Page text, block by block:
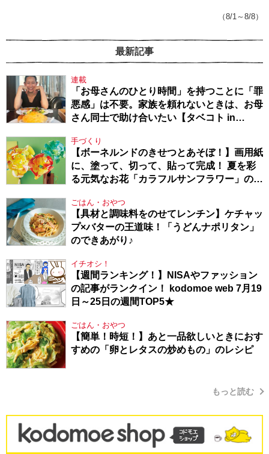
（8/1～8/8）
最新記事
連載
「お母さんのひとり時間」を持つことに「罪
悪感」は不要。家族を頼れないときは、お母
さん同士で助け合いたい【タベコト in
手づくり
【ボーネルンドのきせつとあそぼ！】画用紙
に、塗って、切って、貼って完成！ 夏を彩
る元気なお花「カラフルサンフラワー」の作
ごはん・おやつ
【具材と調味料をのせてレンチン】ケチャッ
プ×バターの王道味！「うどんナポリタン」
のできあがり♪
イチオシ！
【週間ランキング！】NISAやファッション
の記事がランクイン！ kodomoe web 7月19
日～25日の週間TOP5★
ごはん・おやつ
【簡単！時短！】あと一品欲しいときにおす
すめの「卵とレタスの炒めもの」のレシピ
もっと読む